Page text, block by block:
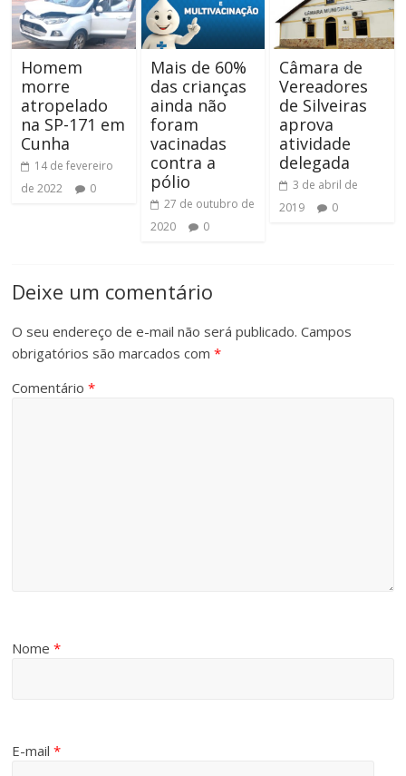
Homem
morre
atropelado
na SP-171 em
Cunha
14 de fevereiro
de 2022
0
Mais de 60%
das crianças
ainda não
foram
vacinadas
contra a
pólio
27 de outubro de
2020
0
Câmara de
Vereadores
de Silveiras
aprova
atividade
delegada
3 de abril de
2019
0
Deixe um comentário
O seu endereço de e-mail não será publicado. Campos
obrigatórios são marcados com*
Comentário*
Nome*
E-mail*